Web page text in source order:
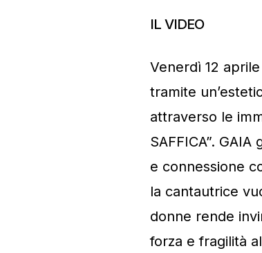
IL VIDEO
Venerdì 12
tramite
attraverso le
SAFFICA”.
e connessione
la cantautrice
donne rende
forza e fragilità